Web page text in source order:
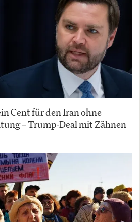
Cent für den Iran ohne
– Trump-Deal mit Zähnen